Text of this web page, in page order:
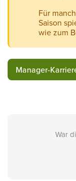
Für
Saison
wie zum
Manager-
War